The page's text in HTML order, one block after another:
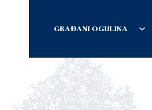
GRAĐANI OGULINA